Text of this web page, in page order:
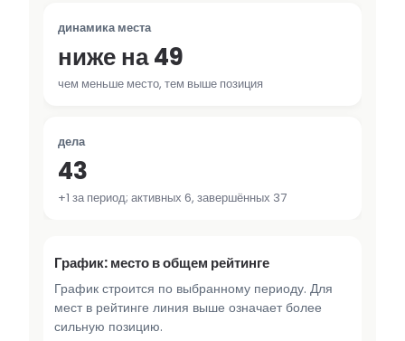
динамика места
ниже на 49
чем меньше место, тем выше позиция
дела
43
+1 за период; активных 6, завершённых 37
График: место в общем рейтинге
График строится по выбранному периоду. Для
мест в рейтинге линия выше означает более
сильную позицию.